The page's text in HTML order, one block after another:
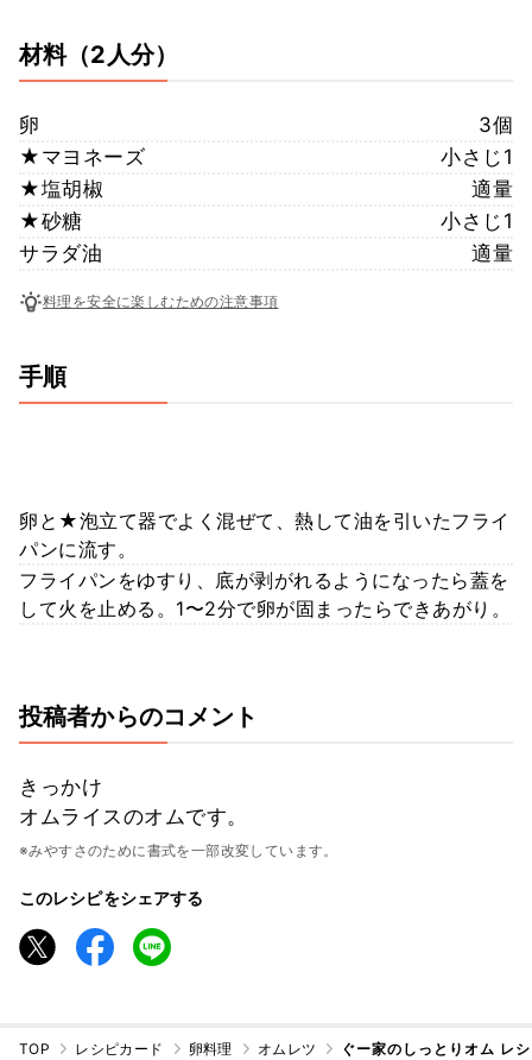
材料（2人分）
卵
3個
★マヨネーズ
小さじ1
★塩胡椒
適量
★砂糖
小さじ1
サラダ油
適量
料理を安全に楽しむための注意事項
手順
卵と★泡立て器でよく混ぜて、熱して油を引いたフライ
パンに流す。
フライパンをゆすり、底が剥がれるようになったら蓋を
して火を止める。1〜2分で卵が固まったらできあがり。
投稿者からのコメント
きっかけ
オムライスのオムです。
※みやすさのために書式を一部改変しています。
このレシピをシェアする
TOP レシピカード 卵料理 オムレツ ぐー家のしっとりオム レ